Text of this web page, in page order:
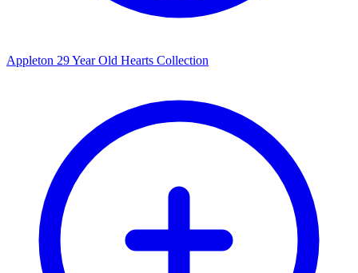
Appleton 29 Year Old Hearts Collection